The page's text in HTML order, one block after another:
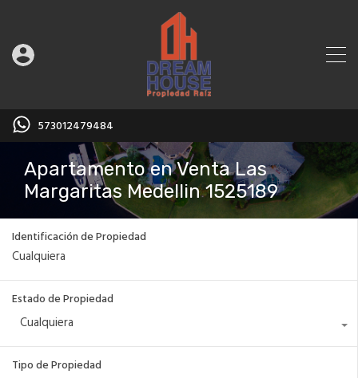
573012479484
Apartamento en Venta Las
Margaritas Medellin 1525189
Identificación de Propiedad
Estado de Propiedad
Cualquiera
Tipo de Propiedad